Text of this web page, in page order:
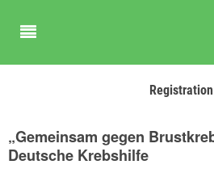
Registration
„Gemeinsam gegen
Deutsche Krebshilfe